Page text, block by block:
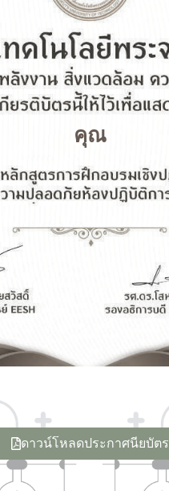
คุณ
ดาวน์โหลดประกาศนียบัตร